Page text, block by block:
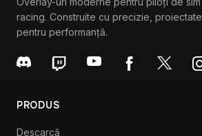
racing. Construite cu precizie, proiectate
pentru performanță.
PRODUS
Descarcă